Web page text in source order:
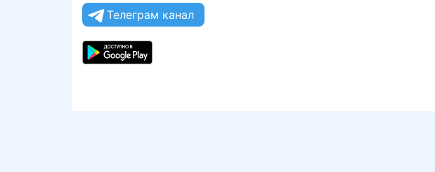
Телеграм канал